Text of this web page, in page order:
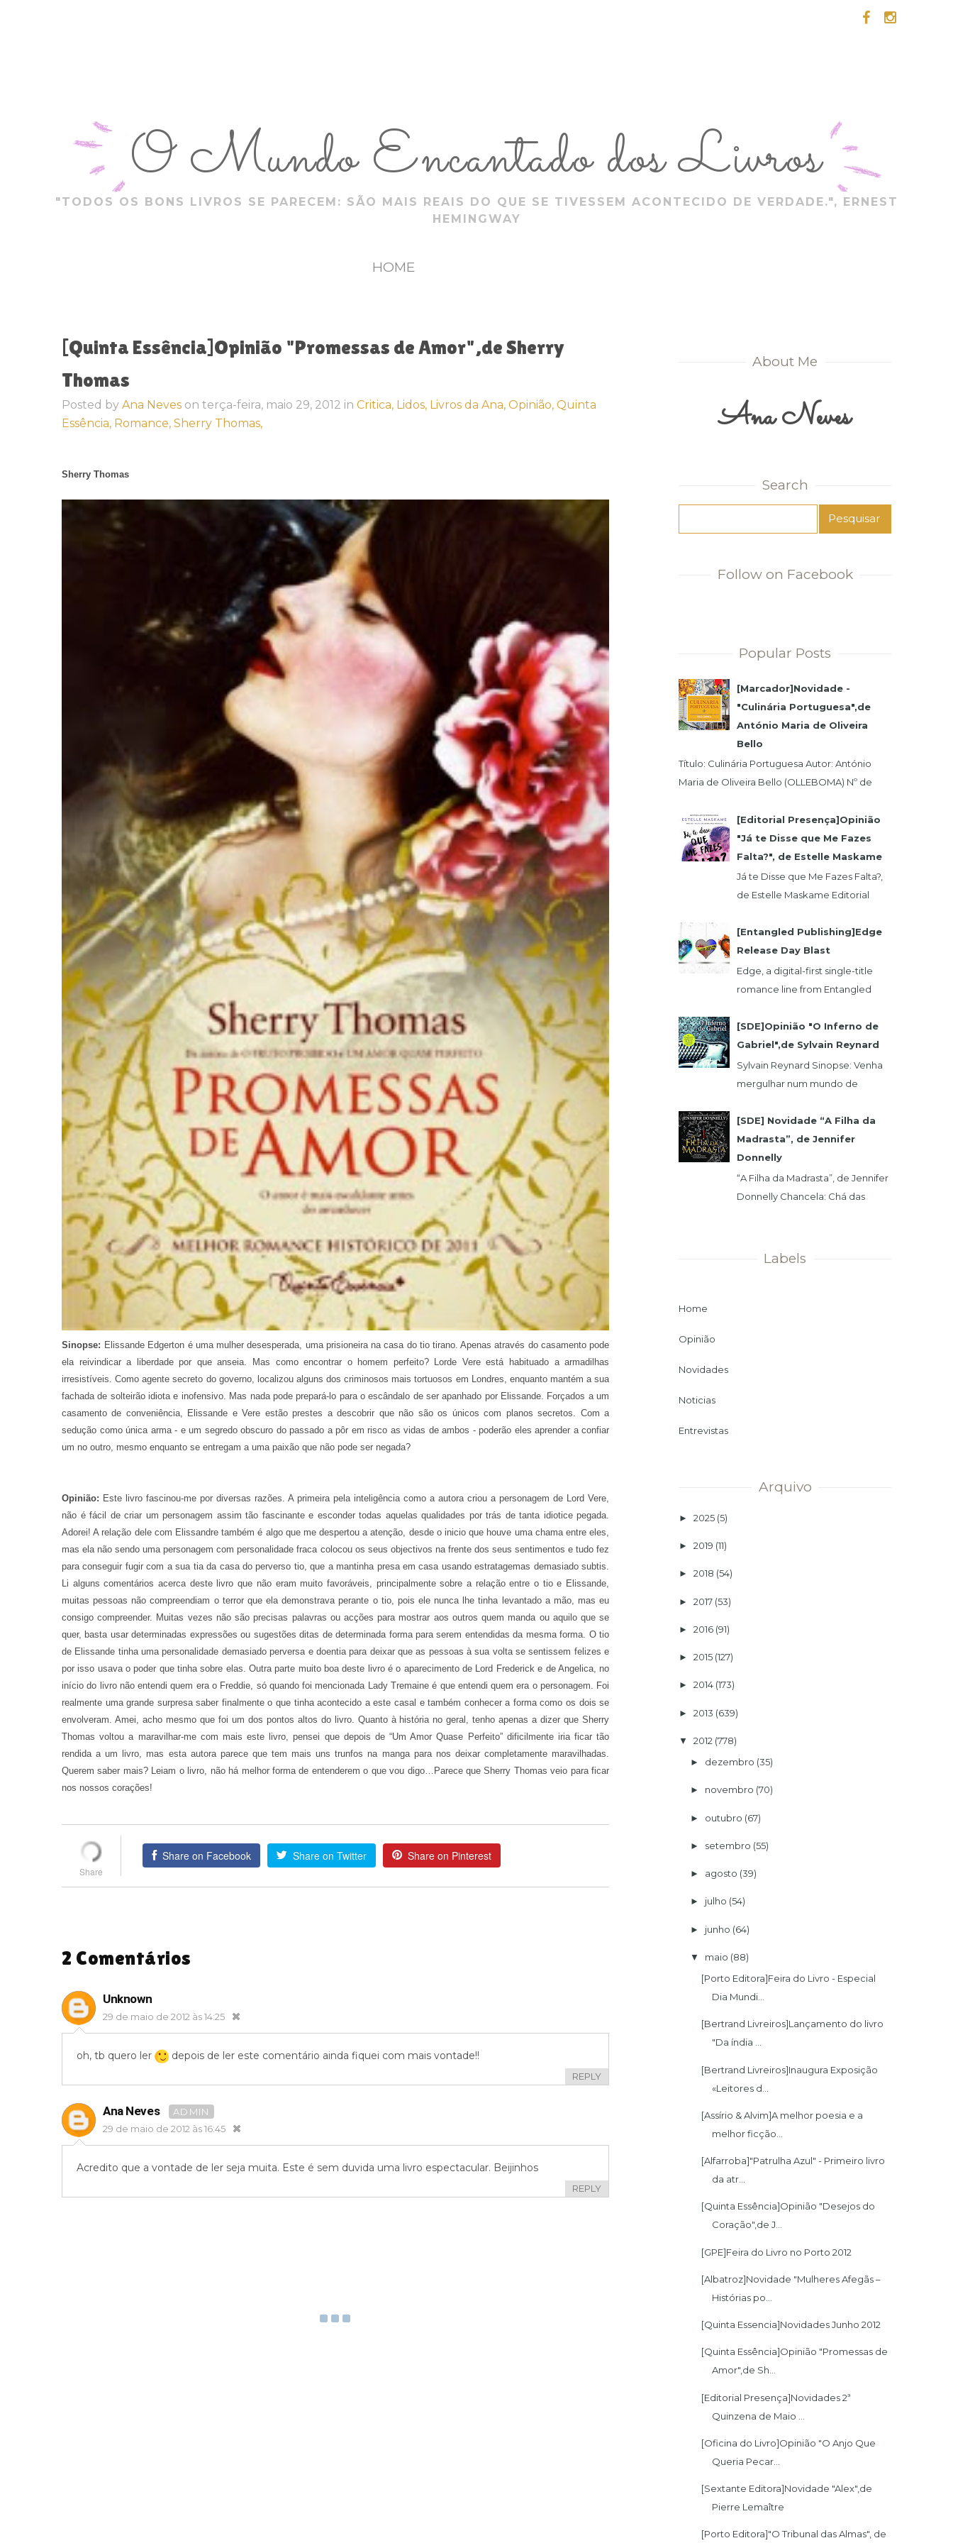
O Mundo Encantado dos Livros
"TODOS OS BONS LIVROS SE PARECEM: SÃO MAIS REAIS DO QUE SE TIVESSEM ACONTECIDO DE VERDADE.", ERNEST
HEMINGWAY
HOME
[Quinta Essência]Opinião "Promessas de Amor",de Sherry
Thomas
Posted by Ana Neves on terça-feira, maio 29, 2012 in Critica, Lidos, Livros da Ana, Opinião, Quinta
Essência, Romance, Sherry Thomas,
Sherry Thomas
Sinopse: Elissande Edgerton é uma mulher desesperada, uma prisioneira na casa do tio tirano. Apenas através do casamento pode
ela reivindicar a liberdade por que anseia. Mas como encontrar o homem perfeito? Lorde Vere está habituado a armadilhas
irresistíveis. Como agente secreto do governo, localizou alguns dos criminosos mais tortuosos em Londres, enquanto mantém a sua
fachada de solteirão idiota e inofensivo. Mas nada pode prepará-lo para o escândalo de ser apanhado por Elissande. Forçados a um
casamento de conveniência, Elissande e Vere estão prestes a descobrir que não são os únicos com planos secretos. Com a
sedução como única arma - e um segredo obscuro do passado a pôr em risco as vidas de ambos - poderão eles aprender a confiar
um no outro, mesmo enquanto se entregam a uma paixão que não pode ser negada?
Opinião: Este livro fascinou-me por diversas razões. A primeira pela inteligência como a autora criou a personagem de Lord Vere,
não é fácil de criar um personagem assim tão fascinante e esconder todas aquelas qualidades por trás de tanta idiotice pegada.
Adorei! A relação dele com Elissandre também é algo que me despertou a atenção, desde o inicio que houve uma chama entre eles,
mas ela não sendo uma personagem com personalidade fraca colocou os seus objectivos na frente dos seus sentimentos e tudo fez
para conseguir fugir com a sua tia da casa do perverso tio, que a mantinha presa em casa usando estratagemas demasiado subtis.
Li alguns comentários acerca deste livro que não eram muito favoráveis, principalmente sobre a relação entre o tio e Elissande,
muitas pessoas não compreendiam o terror que ela demonstrava perante o tio, pois ele nunca lhe tinha levantado a mão, mas eu
consigo compreender. Muitas vezes não são precisas palavras ou acções para mostrar aos outros quem manda ou aquilo que se
quer, basta usar determinadas expressões ou sugestões ditas de determinada forma para serem entendidas da mesma forma. O tio
de Elissande tinha uma personalidade demasiado perversa e doentia para deixar que as pessoas à sua volta se sentissem felizes e
por isso usava o poder que tinha sobre elas. Outra parte muito boa deste livro é o aparecimento de Lord Frederick e de Angelica, no
início do livro não entendi quem era o Freddie, só quando foi mencionada Lady Tremaine é que entendi quem era o personagem. Foi
realmente uma grande surpresa saber finalmente o que tinha acontecido a este casal e também conhecer a forma como os dois se
envolveram. Amei, acho mesmo que foi um dos pontos altos do livro. Quanto à história no geral, tenho apenas a dizer que Sherry
Thomas voltou a maravilhar-me com mais este livro, pensei que depois de “Um Amor Quase Perfeito” dificilmente iria ficar tão
rendida a um livro, mas esta autora parece que tem mais uns trunfos na manga para nos deixar completamente maravilhadas.
Querem saber mais? Leiam o livro, não há melhor forma de entenderem o que vou digo…Parece que Sherry Thomas veio para ficar
nos nossos corações!
Share on Facebook Share on Twitter Share on Pinterest
2 Comentários
Unknown
29 de maio de 2012 às 14:25
oh, tb quero ler depois de ler este comentário ainda fiquei com mais vontade!!
REPLY
Ana Neves
ADMIN
29 de maio de 2012 às 16:45
Acredito que a vontade de ler seja muita. Este é sem duvida uma livro espectacular. Beijinhos
REPLY
About Me
Ana Neves
Search
Follow on Facebook
Popular Posts
[Marcador]Novidade -
"Culinária Portuguesa",de
António Maria de Oliveira
Bello
Título: Culinária Portuguesa Autor: António
Maria de Oliveira Bello (OLLEBOMA) Nº de
[Editorial Presença]Opinião
"Já te Disse que Me Fazes
Falta?", de Estelle Maskame
Já te Disse que Me Fazes Falta?,
de Estelle Maskame Editorial
Uma última oportunidade para o
amor. P...
[Entangled Publishing]Edge
Release Day Blast
Edge, a digital-first single-title
romance line from Entangled
popular Select imprint but gives
its...
[SDE]Opinião "O Inferno de
Gabriel",de Sylvain Reynard
Sylvain Reynard Sinopse: Venha
mergulhar num mundo de
sem limites....
[SDE] Novidade “A Filha da
Madrasta”, de Jennifer
Donnelly
“A Filha da Madrasta”, de Jennifer
Donnelly Chancela: Chá das
Labels
Home
Opinião
Novidades
Noticias
Entrevistas
Arquivo
► 2025 (5)
► 2019 (11)
► 2018 (54)
► 2017 (53)
► 2016 (91)
► 2015 (127)
► 2014 (173)
► 2013 (639)
▼ 2012 (778)
► dezembro (35)
► novembro (70)
► outubro (67)
► setembro (55)
► agosto (39)
► julho (54)
► junho (64)
▼ maio (88)
[Porto Editora]Feira do Livro - Especial
Dia Mundi...
[Bertrand Livreiros]Lançamento do livro
"Da índia ...
[Bertrand Livreiros]Inaugura Exposição
«Leitores d...
[Assírio & Alvim]A melhor poesia e a
melhor ficção...
[Alfarroba]"Patrulha Azul" - Primeiro livro
da atr...
[Quinta Essência]Opinião "Desejos do
Coração",de J...
[GPE]Feira do Livro no Porto 2012
[Albatroz]Novidade "Mulheres Afegãs –
Histórias po...
[Quinta Essencia]Novidades Junho 2012
[Quinta Essência]Opinião "Promessas de
Amor",de Sh...
[Editorial Presença]Novidades 2ª
Quinzena de Maio ...
[Oficina do Livro]Opinião "O Anjo Que
Queria Pecar...
[Sextante Editora]Novidade "Alex",de
Pierre Lemaître
[Porto Editora]"O Tribunal das Almas", de